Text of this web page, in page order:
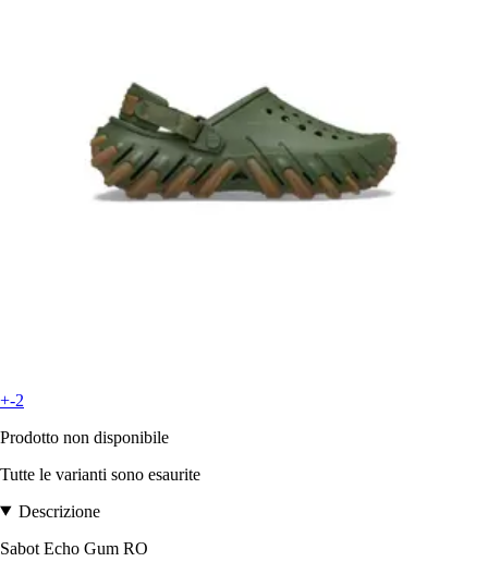
+-2
Prodotto non disponibile
Tutte le varianti sono esaurite
Descrizione
Sabot Echo Gum RO